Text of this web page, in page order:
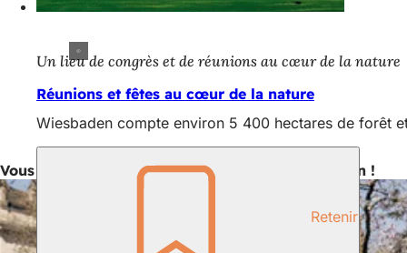
Un lieu de congrès et de réunions au cœur de la nature
Réunions et fêtes au cœur de la nature
Wiesbaden compte environ 5 400 hectares de forêt
Retenir
Vous trouverez ici de l'inspiration pour Wiesbaden !